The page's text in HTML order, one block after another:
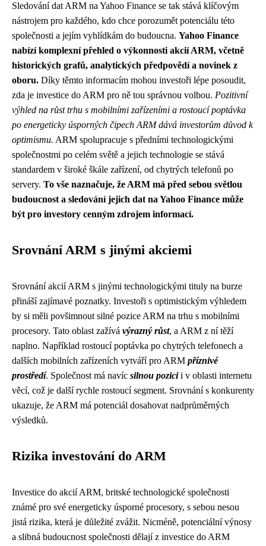
Sledování dat ARM na Yahoo Finance se tak stává klíčovým
nástrojem pro každého, kdo chce porozumět potenciálu této
společnosti a jejím vyhlídkám do budoucna. Yahoo Finance
nabízí komplexní přehled o výkonnosti akcií ARM, včetně
historických grafů, analytických předpovědí a novinek z
oboru. Díky těmto informacím mohou investoři lépe posoudit,
zda je investice do ARM pro ně tou správnou volbou. Pozitivní
výhled na růst trhu s mobilními zařízeními a rostoucí poptávka
po energeticky úsporných čipech ARM dává investorům důvod k
optimismu. ARM spolupracuje s předními technologickými
společnostmi po celém světě a jejich technologie se stává
standardem v široké škále zařízení, od chytrých telefonů po
servery. To vše naznačuje, že ARM má před sebou světlou
budoucnost a sledování jejich dat na Yahoo Finance může
být pro investory cenným zdrojem informací.
Srovnání ARM s jinými akciemi
Srovnání akcií ARM s jinými technologickými tituly na burze
přináší zajímavé poznatky. Investoři s optimistickým výhledem
by si měli povšimnout silné pozice ARM na trhu s mobilními
procesory. Tato oblast zažívá výrazný růst, a ARM z ní těží
naplno. Například rostoucí poptávka po chytrých telefonech a
dalších mobilních zařízeních vytváří pro ARM příznivé
prostředí. Společnost má navíc silnou pozicii v oblasti internetu
věcí, což je další rychle rostoucí segment. Srovnání s konkurenty
ukazuje, že ARM má potenciál dosahovat nadprůměrných
výsledků.
Rizika investování do ARM
Investice do akcií ARM, britské technologické společnosti
známé pro své energeticky úsporné procesory, s sebou nesou
jistá rizika, která je důležité zvážit. Nicméně, potenciální výnosy
a slibná budoucnost společnosti dělají z investice do ARM